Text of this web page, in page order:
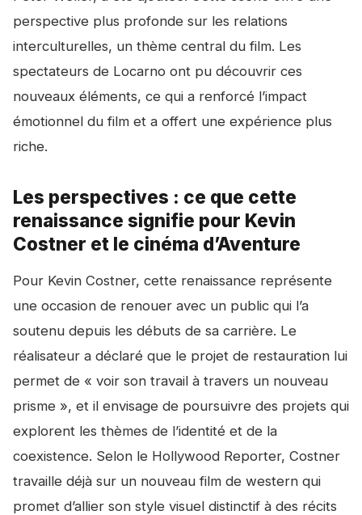
perspective plus profonde sur les relations
interculturelles, un thème central du film. Les
spectateurs de Locarno ont pu découvrir ces
nouveaux éléments, ce qui a renforcé l’impact
émotionnel du film et a offert une expérience plus
riche.
Les perspectives : ce que cette
renaissance signifie pour Kevin
Costner et le cinéma d’Aventure
Pour Kevin Costner, cette renaissance représente
une occasion de renouer avec un public qui l’a
soutenu depuis les débuts de sa carrière. Le
réalisateur a déclaré que le projet de restauration lui
permet de « voir son travail à travers un nouveau
prisme », et il envisage de poursuivre des projets qui
explorent les thèmes de l’identité et de la
coexistence. Selon le Hollywood Reporter, Costner
travaille déjà sur un nouveau film de western qui
promet d’allier son style visuel distinctif à des récits